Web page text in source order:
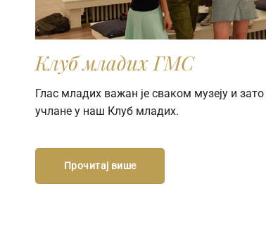
Kлуб младих ГМС
Глас младих важан је сваком музеју и
учлане у наш Клуб младих.
Прочитај више